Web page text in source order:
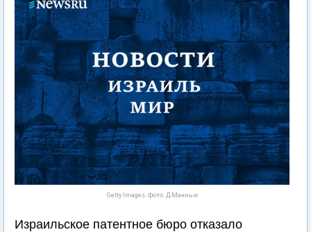
Getty Images. Фото: Д.Макнью
Израильское патентное бюро отказало